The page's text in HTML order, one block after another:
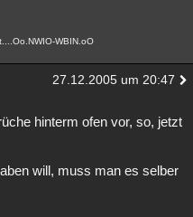
WBIN.oO
27.12.2005 um 20:47
hinterm ofen vor, so, jetzt
will, muss man es selber